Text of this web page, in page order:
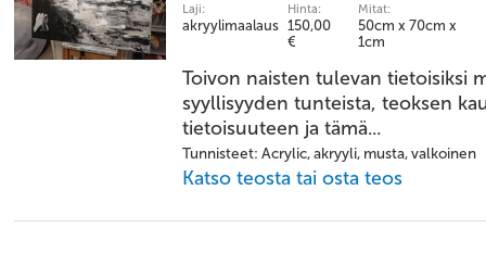
Laji:
akryylimaalaus
Hinta:
150,00
€
Mitat:
50cm x 70cm x
1cm
Toivon naisten tulevan tietoisiksi
syyllisyyden tunteista, teoksen
tietoisuuteen ja tämä...
Tunnisteet: Acrylic, akryyli, musta, valkoinen
Katso teosta tai osta teos